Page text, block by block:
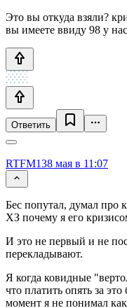
Это вы откуда взяли?
вы имеете ввиду 98 у
Ответить
RTFM138 мая в 11:07
Бес попутал, думал про
ХЗ почему я его
И это не первый и не
перекладывают.
Я когда ковидные
что платить опять за
момент я не понимал